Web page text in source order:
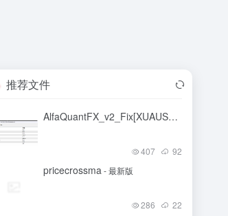
推荐文件
AlfaQuantFX_v2_Fix[XUAUSD][M15]
407 92
pricecrossma- 最新版
286 22